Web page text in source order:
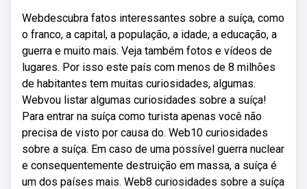
Webdescubra fatos interessantes sobre a suíça, como
o franco, a capital, a população, a idade, a educação, a
guerra e muito mais. Veja também fotos e vídeos de
lugares. Por isso este país com menos de 8 milhões
de habitantes tem muitas curiosidades, algumas.
Webvou listar algumas curiosidades sobre a suíça!
Para entrar na suíça como turista apenas você não
precisa de visto por causa do. Web10 curiosidades
sobre a suíça. Em caso de uma possível guerra nuclear
e consequentemente destruição em massa, a suíça é
um dos países mais. Web8 curiosidades sobre a suíça